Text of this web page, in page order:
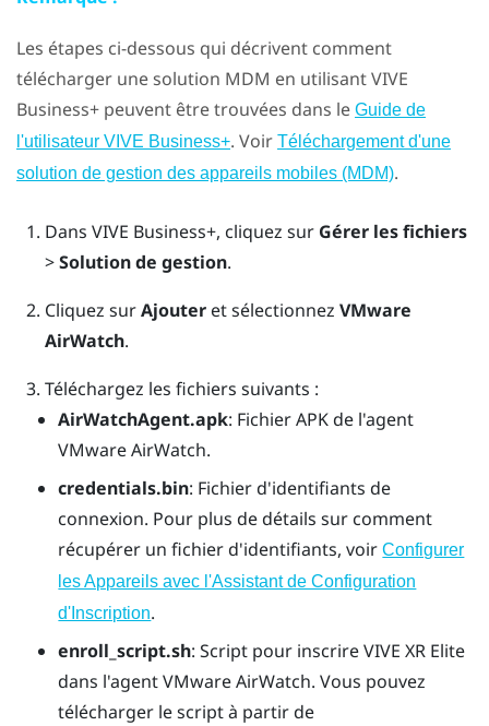
Les étapes ci-dessous qui décrivent comment
télécharger une solution MDM en utilisantVIVE
Business+ peuvent être trouvées dans le Guide de
l'utilisateur VIVE Business+. Voir Téléchargement d'une
solution de gestion des appareils mobiles (MDM).
Dans VIVE Business+, cliquez sur Gérer les fichiers
>Solution de gestion.
Cliquez surAjouteret sélectionnez VMware
AirWatch.
Téléchargez les fichiers suivants :
AirWatchAgent.apk: Fichier APK de l'agent
VMware AirWatch.
credentials.bin: Fichier d'identifiants de
connexion. Pour plus de détails sur comment
récupérer un fichier d'identifiants, voirConfigurer
les Appareils avec l'Assistant de Configuration
d'Inscription.
enroll_script.sh: Script pour inscrireVIVE XR Elite
dans l'agentVMware AirWatch. Vous pouvez
télécharger le script à partir de